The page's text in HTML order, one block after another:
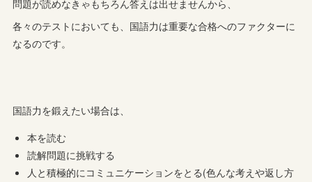
問題が読めなきゃもちろん答えは出せませんから、
各々のテストにおいても、国語力は重要な合格へのファクターに
なるのです。
国語力を鍛えたい場合は、
本を読む
読解問題に挑戦する
人と積極的にコミュニケーションをとる(色んな考えや返し方